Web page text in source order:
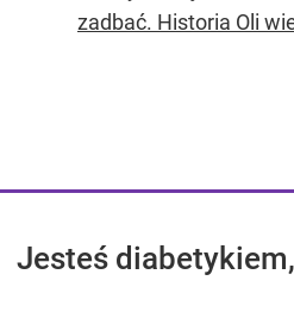
zadbać. Historia Oli
Jesteś